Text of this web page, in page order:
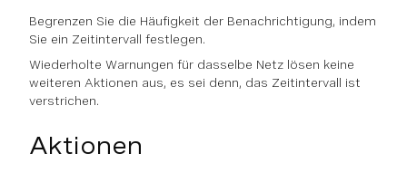
Begrenzen Sie die Häufigkeit der Benachrichtigung, indem
Sie ein Zeitintervall festlegen.
Wiederholte Warnungen für dasselbe Netz lösen keine
weiteren Aktionen aus, es sei denn, das Zeitintervall ist
verstrichen.
Aktionen